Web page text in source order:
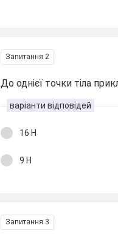
Запитання 2
До однієї точки тіла
варіанти відповідей
16 Н
9 Н
Запитання 3